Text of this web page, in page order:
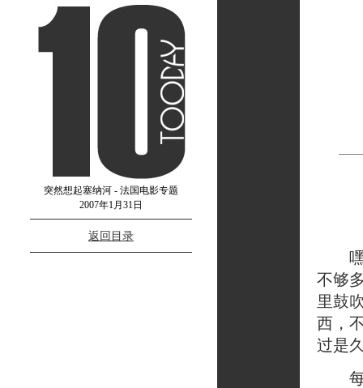
突然想起塞纳河 - 法国电影专题
2007年1月31日
返回目录
嘿
不够
里鼓
西，
过是
每